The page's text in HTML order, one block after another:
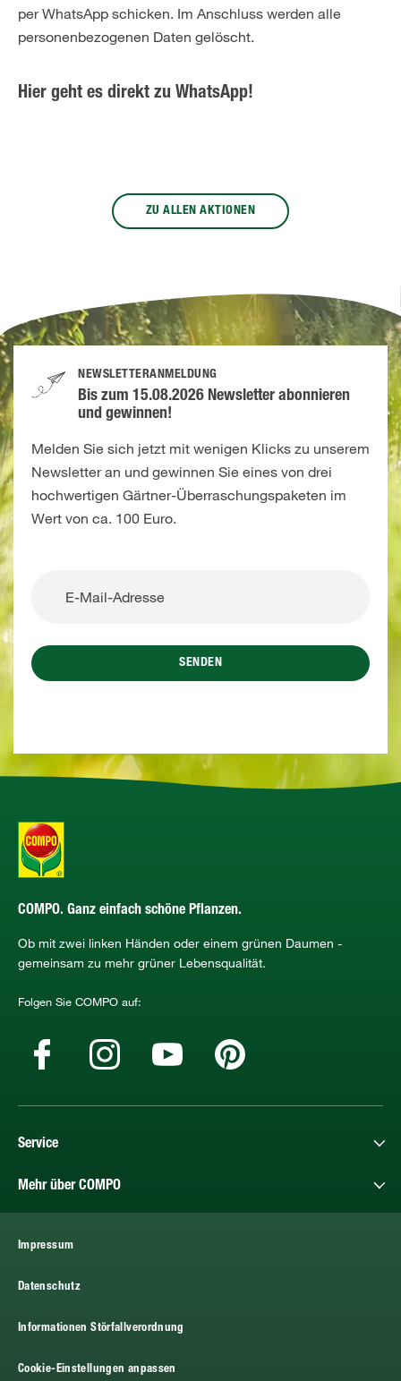
per WhatsApp schicken. Im Anschluss werden alle
personenbezogenen Daten gelöscht.
Hier geht es direkt zu WhatsApp!
ZU ALLEN AKTIONEN
NEWSLETTERANMELDUNG
Bis zum 15.08.2026 Newsletter abonnieren
und gewinnen!
Melden Sie sich jetzt mit wenigen Klicks zu unserem
Newsletter an und gewinnen Sie eines von drei
hochwertigen Gärtner-Überraschungspaketen im
Wert von ca. 100 Euro.
SENDEN
COMPO. Ganz einfach schöne Pflanzen.
Ob mit zwei linken Händen oder einem grünen Daumen -
gemeinsam zu mehr grüner Lebensqualität.
Folgen Sie COMPO auf:
Service
Mehr über COMPO
Impressum
Datenschutz
Informationen Störfallverordnung
Cookie-Einstellungen anpassen